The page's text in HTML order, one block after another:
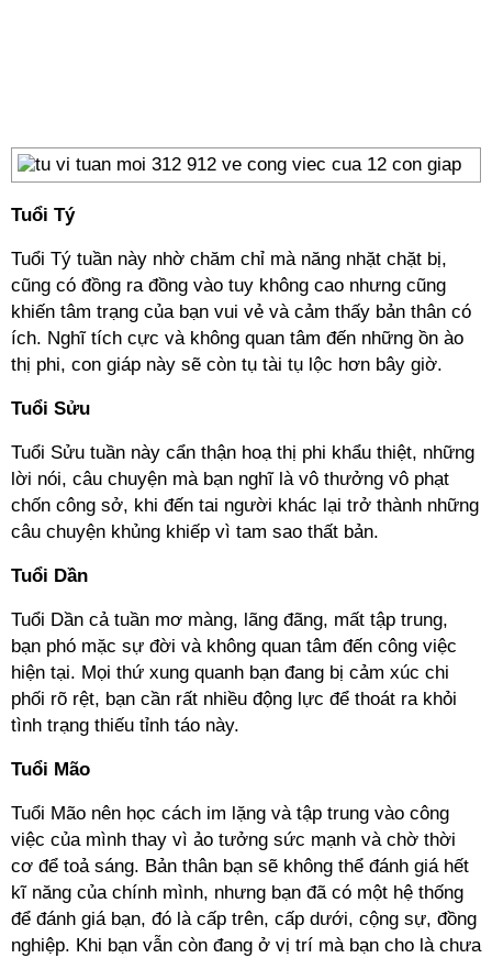
Tuổi Tý
Tuổi Tý tuần này nhờ chăm chỉ mà năng nhặt chặt bị,
cũng có đồng ra đồng vào tuy không cao nhưng cũng
khiến tâm trạng của bạn vui vẻ và cảm thấy bản thân có
ích. Nghĩ tích cực và không quan tâm đến những ồn ào
thị phi, con giáp này sẽ còn tụ tài tụ lộc hơn bây giờ.
Tuổi Sửu
Tuổi Sửu tuần này cẩn thận hoạ thị phi khẩu thiệt, những
lời nói, câu chuyện mà bạn nghĩ là vô thưởng vô phạt
chốn công sở, khi đến tai người khác lại trở thành những
câu chuyện khủng khiếp vì tam sao thất bản.
Tuổi Dần
Tuổi Dần cả tuần mơ màng, lãng đãng, mất tập trung,
bạn phó mặc sự đời và không quan tâm đến công việc
hiện tại. Mọi thứ xung quanh bạn đang bị cảm xúc chi
phối rõ rệt, bạn cần rất nhiều động lực để thoát ra khỏi
tình trạng thiếu tỉnh táo này.
Tuổi Mão
Tuổi Mão nên học cách im lặng và tập trung vào công
việc của mình thay vì ảo tưởng sức mạnh và chờ thời
cơ để toả sáng. Bản thân bạn sẽ không thể đánh giá hết
kĩ năng của chính mình, nhưng bạn đã có một hệ thống
để đánh giá bạn, đó là cấp trên, cấp dưới, cộng sự, đồng
nghiệp. Khi bạn vẫn còn đang ở vị trí mà bạn cho là chưa